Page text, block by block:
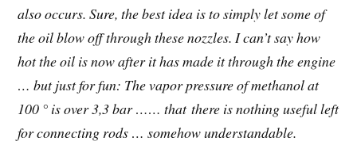
also occurs. Sure, the best idea is to simply let some of
the oil blow off through these nozzles. I can’t say how
hot the oil is now after it has made it through the engine
… but just for fun: The vapor pressure of methanol at
100 ° is over 3,3 bar …… that there is nothing useful left
for connecting rods … somehow understandable.